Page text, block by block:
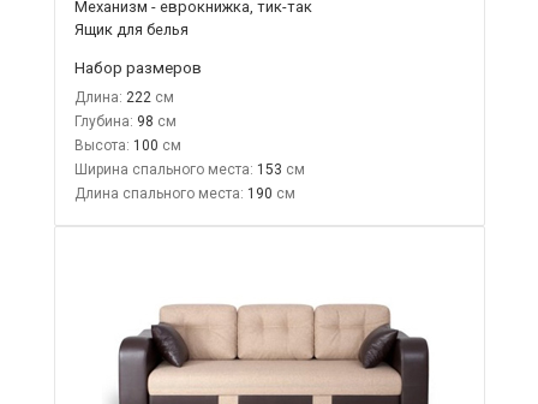
Механизм - еврокнижка, тик-так
Ящик для белья
Набор размеров
Длина: 222
Глубина: 98
Высота: 100
Ширина спального места: 153
Длина спального места: 190